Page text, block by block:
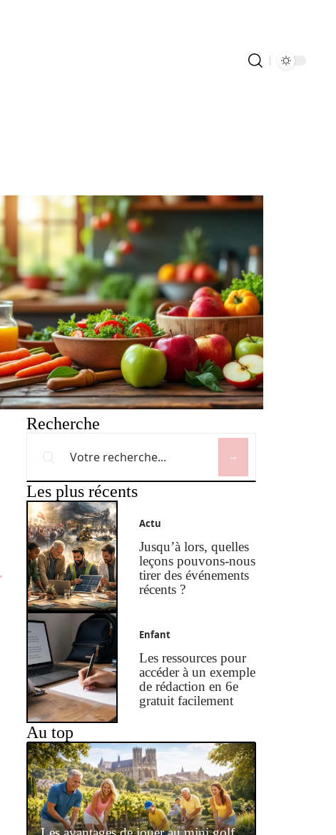
Recherche
Les plus récents
Actu
Jusqu’à lors, quelles
leçons pouvons-nous
tirer des événements
récents ?
Enfant
Les ressources pour
accéder à un exemple
de rédaction en 6e
gratuit facilement
Au top